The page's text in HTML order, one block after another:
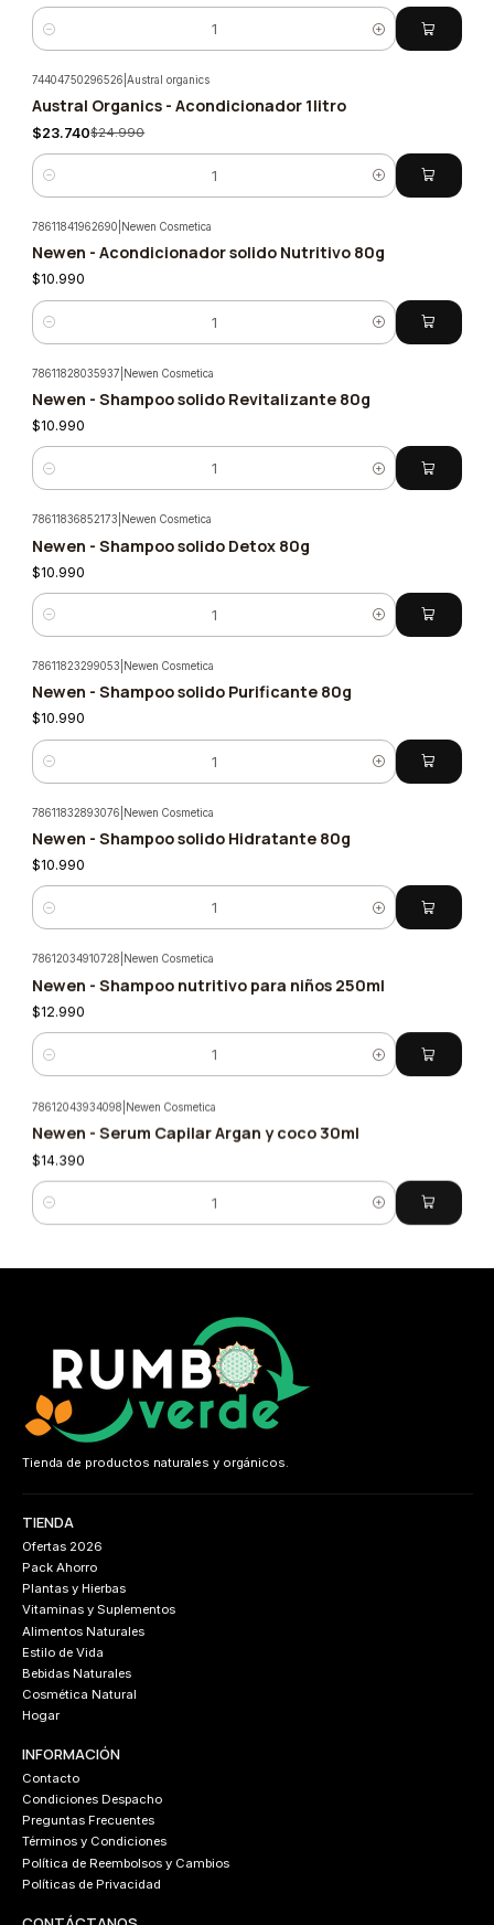
Cantidad
-5%
74404750296526 |Austral organics
Austral Organics - Acondicionador 1litro
$23.740$24.990
Cantidad
78611841962690 Newen Cosmetica
Newen - Acondicionador solido Nutritivo 80g
$10.990
Cantidad
78611828035937 Newen Cosmetica
Newen - Shampoo solido Revitalizante 80g
$10.990
Cantidad
78611836852173 Newen Cosmetica
Newen - Shampoo solido Detox 80g
$10.990
Cantidad
78611823299053 Newen Cosmetica
Newen - Shampoo solido Purificante 80g
$10.990
Cantidad
78611832893076 Newen Cosmetica
Newen - Shampoo solido Hidratante 80g
$10.990
Cantidad
78612034910728 Newen Cosmetica
Newen - Shampoo nutritivo para niños 250ml
$12.990
Cantidad
78612043934098 Newen Cosmetica
Newen - Serum Capilar Argan y coco 30ml
$14.390
Cantidad
Tienda de productos naturales y orgánicos.
TIENDA
Ofertas 2026
Pack Ahorro
Plantas y Hierbas
Vitaminas y Suplementos
Alimentos Naturales
Estilo de Vida
Bebidas Naturales
Cosmética Natural
Hogar
INFORMACIÓN
Contacto
Condiciones Despacho
Preguntas Frecuentes
Términos y Condiciones
Política de Reembolsos y Cambios
Políticas de Privacidad